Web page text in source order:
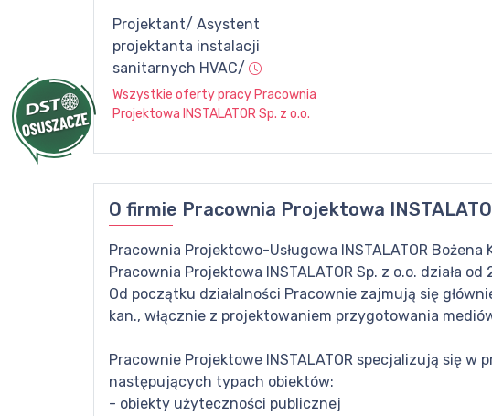
Projektant/ Asystent
projektanta instalacji
sanitarnych HVAC/
Wszystkie oferty pracy Pracownia
Projektowa INSTALATOR Sp. z o.o.
O firmie Pracownia Projektowa
Pracownia Projektowo-Usługowa INSTALATOR Bożena
Pracownia Projektowa INSTALATOR Sp. z o.o. działa od
Od początku działalności Pracownie zajmują się
kan., włącznie z projektowaniem przygotowania
Pracownie Projektowe INSTALATOR specjalizują się
następujących typach obiektów:
- obiekty użyteczności publicznej